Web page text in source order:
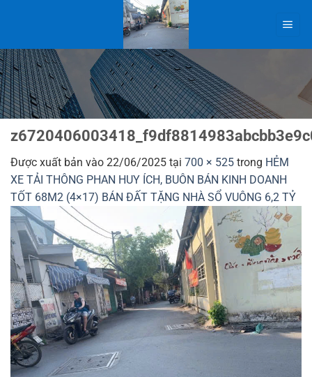
dung
Được xuất bản vào 22/06/2025 tại 700 × 525 trong HẺM
XE TẢI THÔNG PHAN HUY ÍCH, BUÔN BÁN KINH DOANH
TỐT 68M2 (4×17) BÁN ĐẤT TẶNG NHÀ SỔ VUÔNG 6,2 TỶ